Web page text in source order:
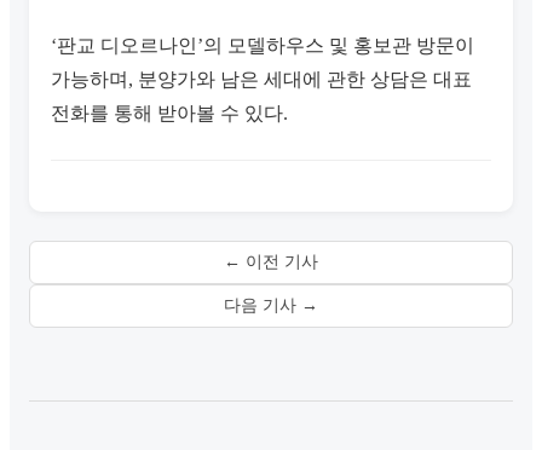
‘판교 디오르나인’의 모델하우스 및 홍보관 방문이
가능하며, 분양가와 남은 세대에 관한 상담은 대표
전화를 통해 받아볼 수 있다.
← 이전 기사
다음 기사 →